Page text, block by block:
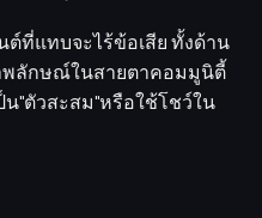
ต์ที่แทบจะไร้ข้อเสีย ทั้งด้าน
พลักษณ์ในสายตาคอมมูนิตี้
"ตัวสะสม"หรือใช้โชว์ใน